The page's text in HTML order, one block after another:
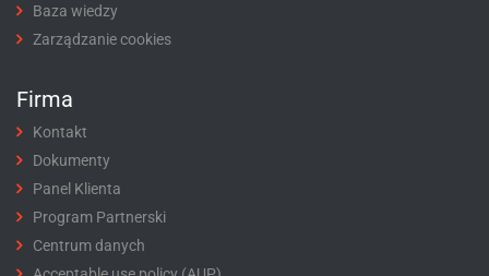
Baza wiedzy
Zarządzanie cookies
Firma
Kontakt
Dokumenty
Panel Klienta
Program Partnerski
Centrum danych